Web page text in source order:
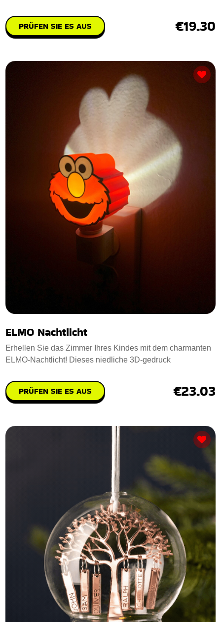
PRÜFEN SIE ES AUS €19.30
ELMO Nachtlicht
Erhellen Sie das Zimmer Ihres Kindes mit dem charmanten
ELMO-Nachtlicht! Dieses niedliche 3D-gedruck
PRÜFEN SIE ES AUS €23.03